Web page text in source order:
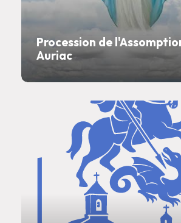
Procession de
Auriac